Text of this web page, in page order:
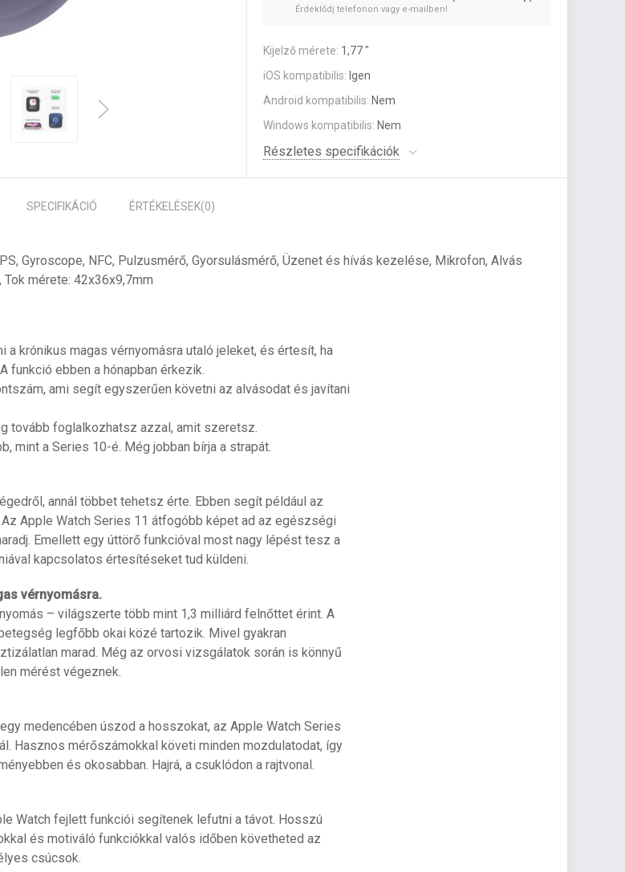
Érdeklődj telefonon vagy e-mailben!
Kijelző mérete: 1,77 "
iOS kompatibilis: Igen
Android kompatibilis: Nem
Windows kompatibilis: Nem
Részletes specifikációk
SPECIFIKÁCIÓ ÉRTÉKELÉSEK(0)
Gyroscope, NFC, Pulzusmérő, Gyorsulásmérő, Üzenet és hívás kezelése, Mikrofon, Alvás
mérete: 42x36x9,7mm
krónikus magas vérnyomásra utaló jeleket, és értesít, ha
funkció ebben a hónapban érkezik.
ami segít egyszerűen követni az alvásodat és javítani
tovább foglalkozhatsz azzal, amit szeretsz.
mint a Series 10-é. Még jobban bírja a strapát.
annál többet tehetsz érte. Ebben segít például az
Az Apple Watch Series 11 átfogóbb képet ad az egészségi
Emellett egy úttörő funkcióval most nagy lépést tesz a
kapcsolatos értesítéseket tud küldeni.
vérnyomásra.
– világszerte több mint 1,3 milliárd felnőttet érint. A
legfőbb okai közé tartozik. Mivel gyakran
marad. Még az orvosi vizsgálatok során is könnyű
mérést végeznek.
medencében úszod a hosszokat, az Apple Watch Series
Hasznos mérőszámokkal követi minden mozdulatodat, így
és okosabban. Hajrá, a csuklódon a rajtvonal.
Watch fejlett funkciói segítenek lefutni a távot. Hosszú
és motiváló funkciókkal valós időben követheted az
csúcsok.